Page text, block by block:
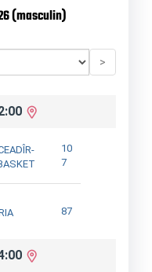
(masculin)
>
10
7
87